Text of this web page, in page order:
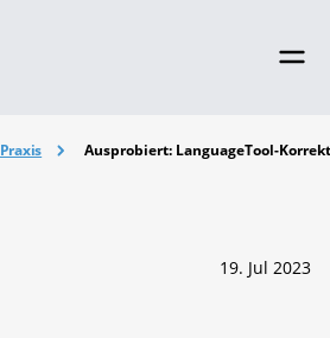
Praxis Ausprobiert: LanguageTool-
19. Jul 2023